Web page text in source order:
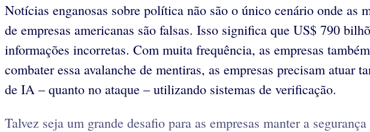
Notícias enganosas sobre política não são o único cenário onde as
de empresas americanas são falsas. Isso significa que US$ 790
informações incorretas. Com muita frequência, as empresas
combater essa avalanche de mentiras, as empresas precisam
de IA – quanto no ataque – utilizando sistemas de verificação.
Talvez seja um grande desafio para as empresas manter a segurança